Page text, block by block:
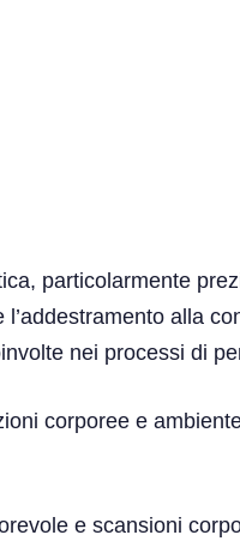
particolarmente
alla
nei processi di
corporee e
e scansioni